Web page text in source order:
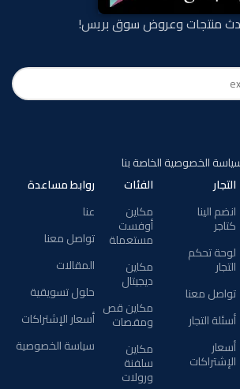
منتجات وعروض سوق بريس!
الخصوصية الخاصة بنا
التجار
انضم الينا
كتاجر
لوحة تحكم
التجار
تواصل معنا
أسئلة التجار
أسعار
الإشتراكات
الفئات
مكاين
أوفست
مستعملة
مكاين
ديجيتال
مكاين قص
ومقصات
مكاين
سلفنة
ورولات
روابط مساعدة
عنا
تواصل معنا
المقالات
حلول تسويقية
أسعار الإشتراكات
سياسة الخصوصية